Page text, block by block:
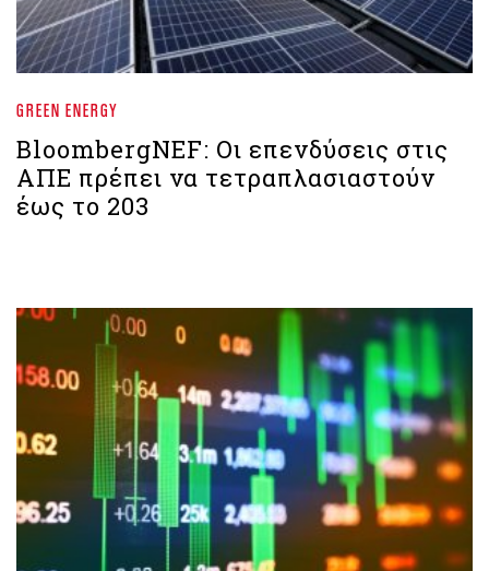
GREEN ENERGY
BloombergNEF: Οι επενδύσεις στις
ΑΠΕ πρέπει να τετραπλασιαστούν
έως το 203